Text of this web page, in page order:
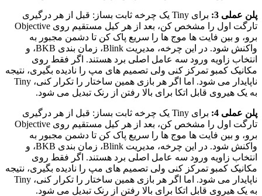
پلن عملی 3:
برای Tiny یک چرخه ثابت بساز: قبل از هر درگیری
تارگت اول را مشخص کن، بعد از هر کیل مستقیم روی Objective
برو، و بین فایت ها موج ها را سریع پاک کن تا دشمن مجبور به
واکنش شود. در این چرخه، مدیریت Blink، زمان بندی BKB، و
انتخاب زاویه ورود سه عامل اصلی برد هستند. اگر فقط روی
مکانیک کمبو تمرکز کنی ولی تصمیم های مپ را نادیده بگیری، نتیجه
ناپایدار می شود. اما اگر هر بازی همین ساختار را تکرار کنی، Tiny
به یک هیروی قابل اتکا برای بالا رفتن از رنک تبدیل می شود.
پلن عملی 4:
برای Tiny یک چرخه ثابت بساز: قبل از هر درگیری
تارگت اول را مشخص کن، بعد از هر کیل مستقیم روی Objective
برو، و بین فایت ها موج ها را سریع پاک کن تا دشمن مجبور به
واکنش شود. در این چرخه، مدیریت Blink، زمان بندی BKB، و
انتخاب زاویه ورود سه عامل اصلی برد هستند. اگر فقط روی
مکانیک کمبو تمرکز کنی ولی تصمیم های مپ را نادیده بگیری، نتیجه
ناپایدار می شود. اما اگر هر بازی همین ساختار را تکرار کنی، Tiny
به یک هیروی قابل اتکا برای بالا رفتن از رنک تبدیل می شود.